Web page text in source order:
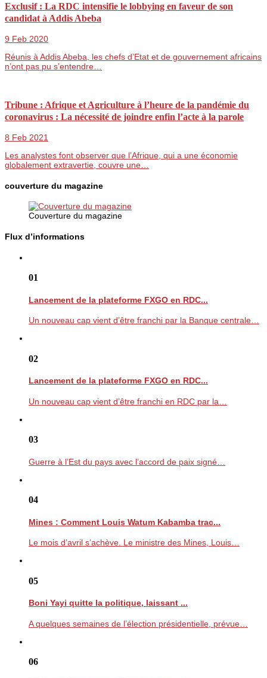
Exclusif : La RDC intensifie le lobbying en faveur de son
candidat à Addis Abeba
9 Feb 2020
Réunis à Addis Abeba, les chefs d’Etat et de gouvernement africains
n’ont pas pu s’entendre…
Tribune : Afrique et Agriculture à l’heure de la pandémie du
coronavirus : La nécessité de joindre enfin l’acte à la parole
8 Feb 2021
Les analystes font observer que l’Afrique, qui a une économie
globalement extravertie, couvre une…
couverture du magazine
Couverture du magazine
Flux d’informations
01
Lancement de la plateforme FXGO en RDC...
Un nouveau cap vient d’être franchi par la Banque centrale…
02
Lancement de la plateforme FXGO en RDC...
Un nouveau cap vient d’être franchi en RDC par la…
03
Guerre à l’Est du pays avec l’accord de paix signé…
04
Mines : Comment Louis Watum Kabamba trac...
Le mois d’avril s’achève. Le ministre des Mines, Louis…
05
Boni Yayi quitte la politique, laissant ...
A quelques semaines de l’élection présidentielle, prévue…
06